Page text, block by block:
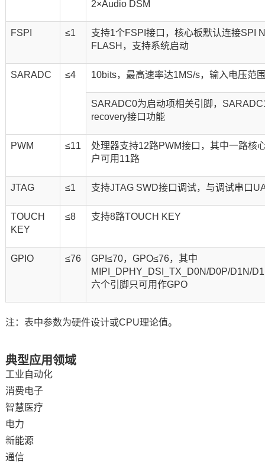
2×Audio DSM
FSPI ≤1
支持1个FSPI接口，核心板默认连接SPI
FLASH，支持系统启动
SARADC ≤4 10bits，最高速率达1MS/s，输入电压范
SARADC0为启动项相关引脚，
recovery接口功能
PWM ≤11
处理器支持12路PWM接口，其中一路核
户可用11路
JTAG ≤1 支持JTAG SWD接口调试，与调试串口
TOUCH
KEY
≤8 支持8路TOUCH KEY
GPIO ≤76
GPI≤70，GPO≤76，其中
MIPI_DPHY_DSI_TX_D0N/D0P/D1N/
六个引脚只可用作GPO
注：表中参数为硬件设计或CPU理论值。
典型应用领域
工业自动化
消费电子
智慧医疗
电力
新能源
通信